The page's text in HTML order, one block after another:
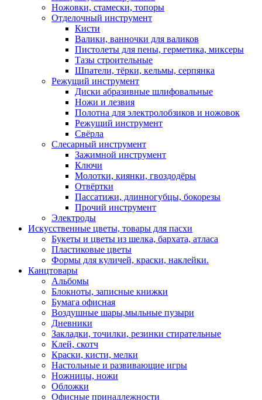
Ножовки, стамески, топоры
Отделочный инструмент
Кисти
Валики, ванночки для валиков
Пистолеты для пены, герметика, миксеры
Тазы строительные
Шпатели, тёрки, кельмы, серпянка
Режущий инструмент
Диски абразивные шлифовальные
Ножи и лезвия
Полотна для электролобзиков и ножовок
Режущий инструмент
Свёрла
Слесарный инструмент
Зажимной инструмент
Ключи
Молотки, киянки, гвоздодёры
Отвёртки
Пассатижи, длинногубцы, бокорезы
Прочий инструмент
Электроды
Искусственные цветы, товары для пасхи
Букеты и цветы из шелка, бархата, атласа
Пластиковые цветы
Формы для куличей, краски, наклейки.
Канцтовары
Альбомы
Блокноты, записные книжки
Бумага офисная
Воздушные шары,мыльные пузыри
Дневники
Закладки, точилки, резинки стирательные
Клей, скотч
Краски, кисти, мелки
Настольные и развивающие игры
Ножницы, ножи
Обложки
Офисные принадлежности